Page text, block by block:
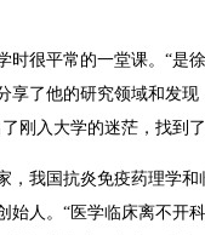
很平常的一堂课。“是
享了他的研究领域和发现
刚入大学的迷茫，找到了
我国抗炎免疫药理学和
始人。“医学临床离不开